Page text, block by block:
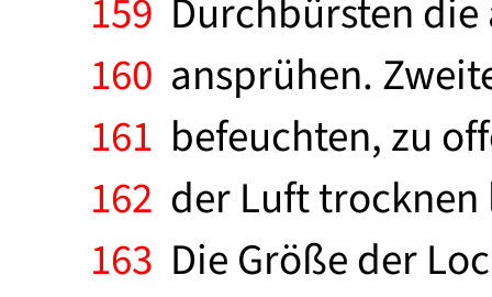
159 Durchbürsten
160 ansprühen.
161 befeuchten, zu
162 der Luft trocknen
163 Die Größe der